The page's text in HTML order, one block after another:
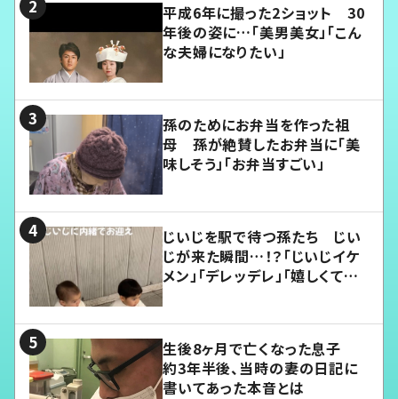
平成6年に撮った2ショット 30
年後の姿に…「美男美女」「こん
な夫婦になりたい」
孫のためにお弁当を作った祖
母 孫が絶賛したお弁当に「美
味しそう」「お弁当すごい」
じいじを駅で待つ孫たち じい
じが来た瞬間…！？「じいじイケ
メン」「デレッデレ」「嬉しくて可
生後8ヶ月で亡くなった息子
約3年半後、当時の妻の日記に
書いてあった本音とは